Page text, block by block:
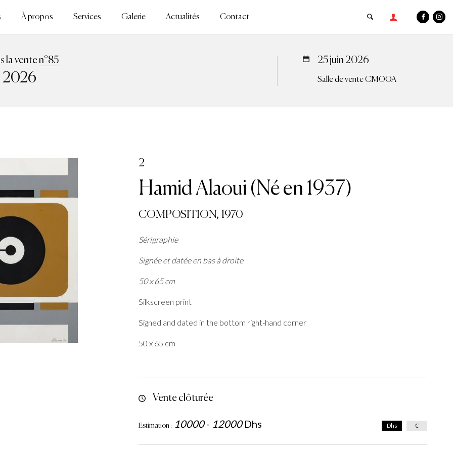
À propos Services Galerie Actualités Contact
la venten°85
2026
25 juin 2026
Salle de vente CMOOA
2
Hamid Alaoui (Né en 1937)
COMPOSITION, 1970
Sérigraphie
Signée et datée en bas à droite
50 x 65 cm
Silkscreen print
Signed and dated in the bottom right-hand corner
50 x 65 cm
Vente clôturée
Estimation : 10000- 12000 Dhs Dhs €